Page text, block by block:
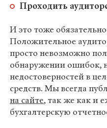
Проходить
И это тоже
Положительное
просто невозможно
обнаружении ошибок,
недостоверностей в
средств. Мы всегда
на сайте, так же как и
бухгалтерскую